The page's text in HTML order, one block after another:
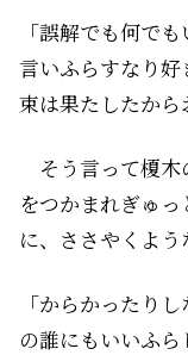
「誤解でも何で
言いふらすなり
束は果たしたから
そう言って榎木
をつかまれぎゅ
に、ささやくよう
「からかったり
の誰にもいいふ